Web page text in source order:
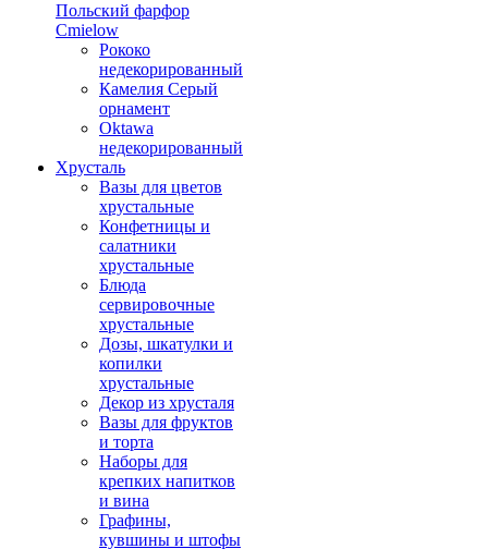
Польский фарфор
Сmielow
Рококо
недекорированный
Камелия Серый
орнамент
Oktawa
недекорированный
Хрусталь
Вазы для цветов
хрустальные
Конфетницы и
салатники
хрустальные
Блюда
сервировочные
хрустальные
Дозы, шкатулки и
копилки
хрустальные
Декор из хрусталя
Вазы для фруктов
и торта
Наборы для
крепких напитков
и вина
Графины,
кувшины и штофы